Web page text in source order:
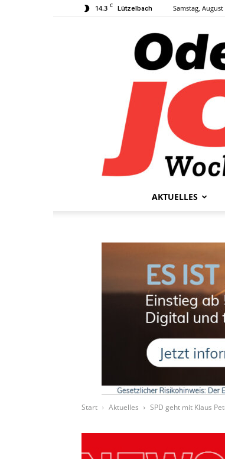
14.3 C Lützelbach Samstag, August
AKTUELLES
Start Aktuelles SPD geht mit Klaus